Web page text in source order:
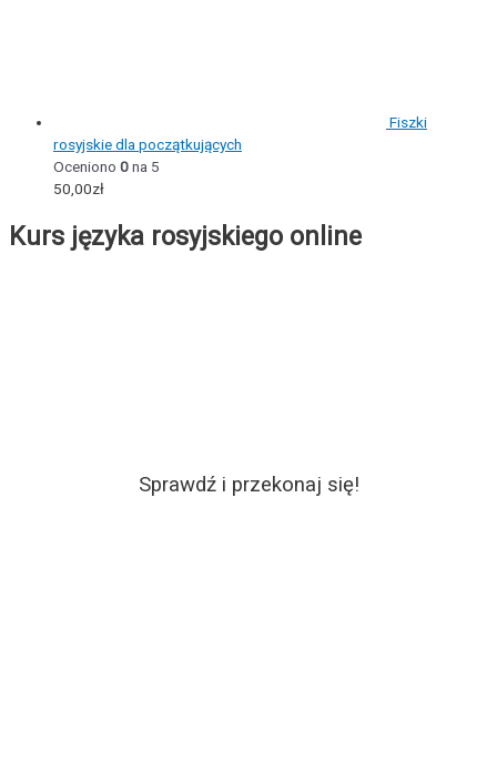
Fiszki
rosyjskie dla początkujących
Oceniono 0na 5
50,00zł
Kurs języka rosyjskiego online
Sprawdź i przekonaj się!